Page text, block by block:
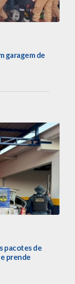
garagem de
pacotes de
prende